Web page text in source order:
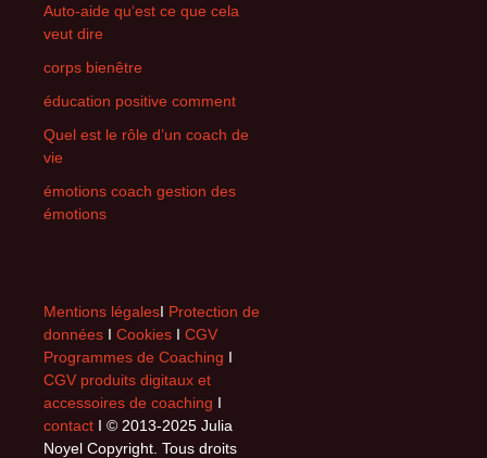
Auto-aide qu‘est ce que cela
veut dire
corps bienêtre
éducation positive comment
Quel est le rôle d’un coach de
vie
émotions coach gestion des
émotions
Mentions légalesI Protection de
données I Cookies I CGV
Programmes de Coaching I
CGV produits digitaux et
accessoires de coaching I
contact I © 2013-2025 Julia
Noyel Copyright. Tous droits